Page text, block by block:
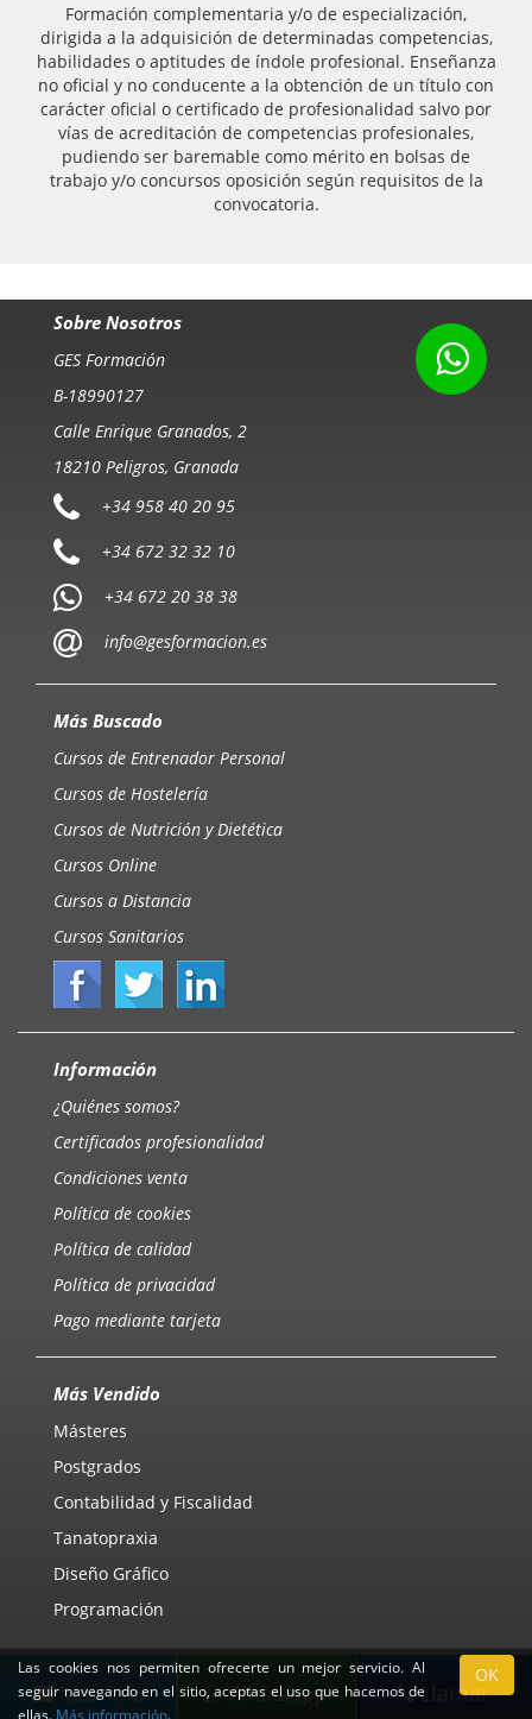
Formación complementaria y/o de especialización,
dirigida a la adquisición de determinadas competencias,
habilidades o aptitudes de índole profesional. Enseñanza
no oficial y no conducente a la obtención de un título con
carácter oficial o certificado de profesionalidad salvo por
vías de acreditación de competencias profesionales,
pudiendo ser baremable como mérito en bolsas de
trabajo y/o concursos oposición según requisitos de la
convocatoria.
Más info Whatsapp Llamar
Sobre Nosotros
GES Formación
B-18990127
Calle Enrique Granados, 2
18210 Peligros, Granada
+34 958 40 20 95
+34 672 32 32 10
+34 672 20 38 38
info@gesformacion.es
Más Buscado
Cursos de Entrenador Personal
Cursos de Hostelería
Cursos de Nutrición y Dietética
Cursos Online
Cursos a Distancia
Cursos Sanitarios
Información
¿Quiénes somos?
Certificados profesionalidad
Condiciones venta
Política de cookies
Política de calidad
Política de privacidad
Pago mediante tarjeta
Más Vendido
Másteres
Postgrados
Contabilidad y Fiscalidad
Tanatopraxia
Diseño Gráfico
Programación
Las cookies nos permiten ofrecerte un mejor servicio. Al
seguir navegando en el sitio, aceptas el uso que hacemos de
ellas. Más información.
OK